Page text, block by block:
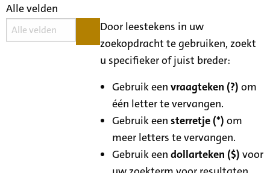
Alle velden
Door leestekens in uw
zoekopdracht te gebruiken, zoekt
u specifieker of juist breder:
Gebruik eenvraagteken (?) om
één letter te vervangen.
Gebruik eensterretje (*) om
meer letters te vervangen.
Gebruik eendollarteken ($) voor